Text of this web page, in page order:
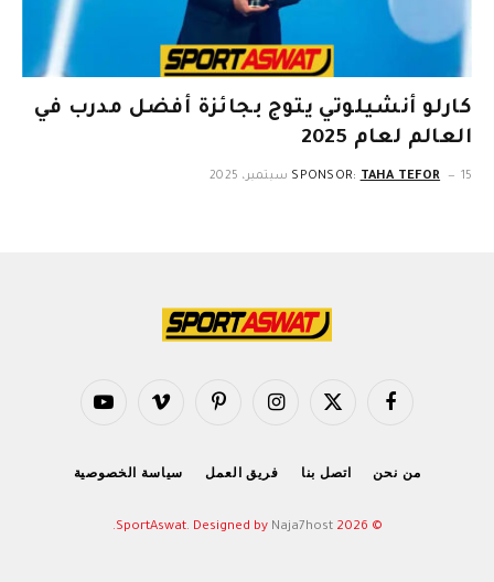
كارلو أنشيلوتي يتوج بجائزة أفضل مدرب في
العالم لعام 2025
SPONSOR: TAHA TEFOR 15 سبتمبر، 2025
فيسبوك X
الانستغرامبينتيريستفيميو يوتيوب
من نحن اتصل بنا فريق العمل سياسة الخصوصية
© 2026 SportAswat. Designed by
Naja7host
.